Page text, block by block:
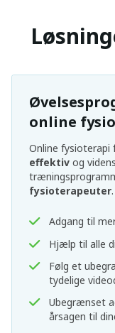
online
Online fysioterapi
effektiv og
fysioterapeuter.
Adgang til
Hjælp til alle
Følg et
tydelige
Ubegrænset
årsagen til